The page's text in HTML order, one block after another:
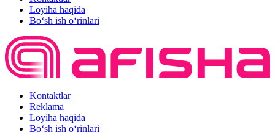
Loyiha haqida
Bo‘sh ish o‘rinlari
Kontaktlar
Reklama
Loyiha haqida
Bo‘sh ish o‘rinlari